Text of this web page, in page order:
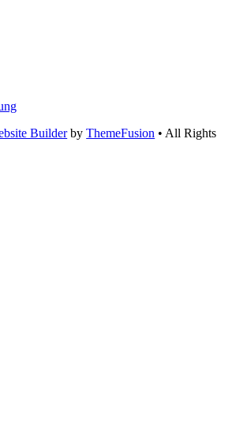
BuilderbyThemeFusion • All Rights